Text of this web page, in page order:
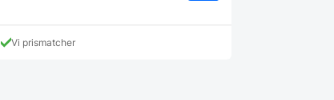
vare
Vi prismatcher